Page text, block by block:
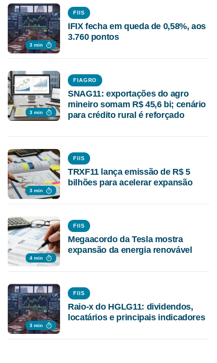
3 min
FIIS
IFIX fecha em queda de 0,58%, aos
3.760 pontos
3 min
FIAGRO
SNAG11: exportações do agro
mineiro somam R$ 45,6 bi; cenário
para crédito rural é reforçado
3 min
FIIS
TRXF11 lança emissão de R$ 5
bilhões para acelerar expansão
4 min
FIIS
Megaacordo da Tesla mostra
expansão da energia renovável
3 min
FIIS
Raio-x do HGLG11: dividendos,
locatários e principais indicadores